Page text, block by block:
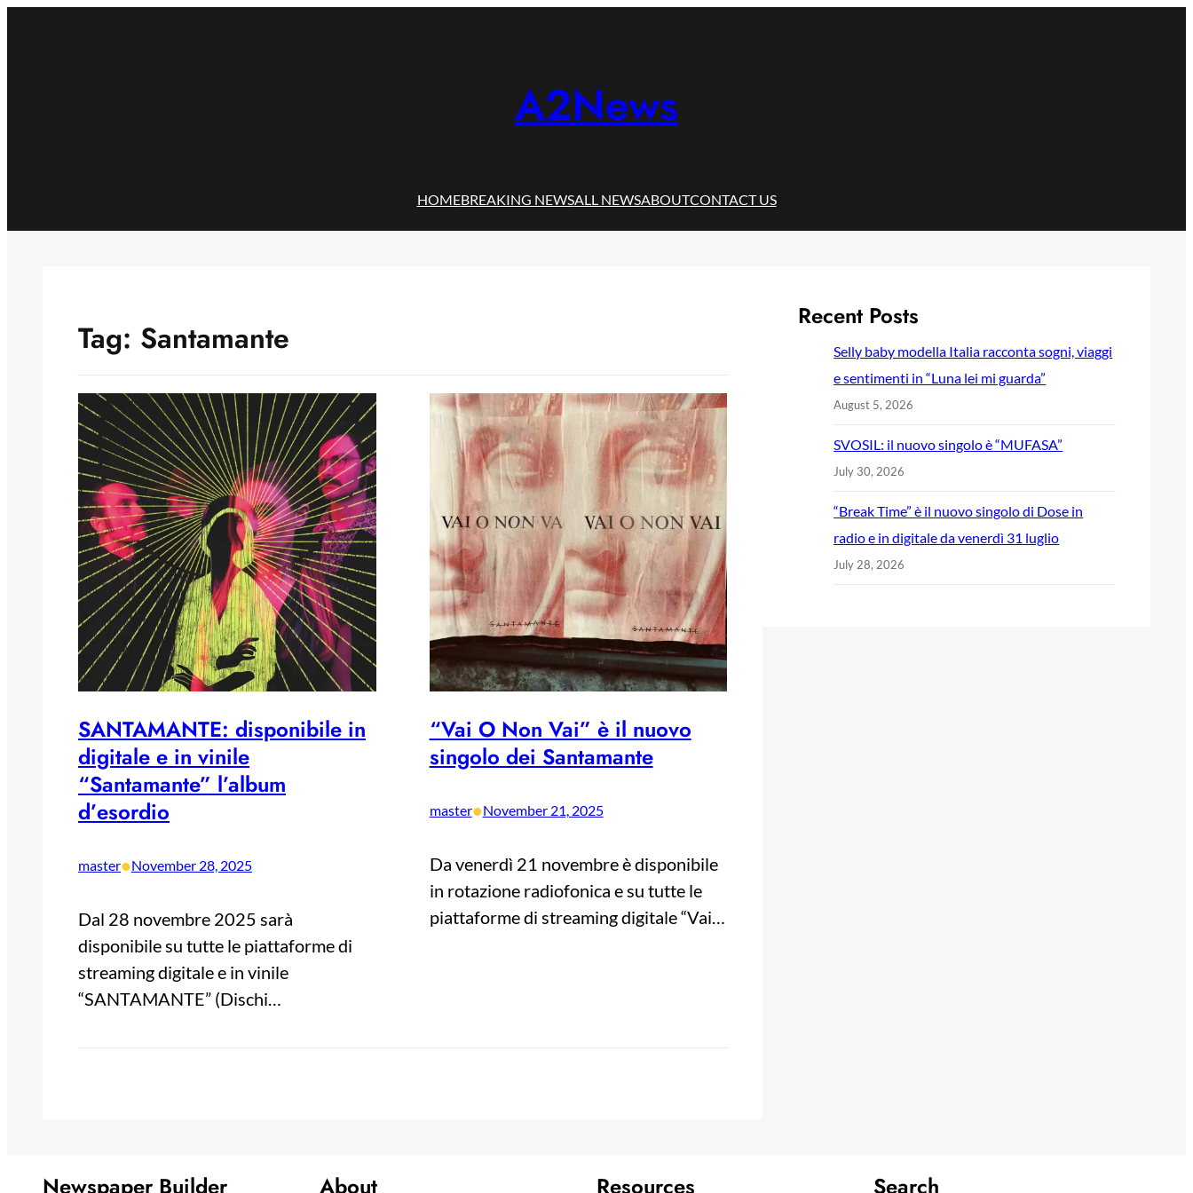
A2News
HOMEBREAKING NEWSALL NEWSABOUTCONTACT US
Tag: Santamante
SANTAMANTE: disponibile in
digitale e in vinile
“Santamante” l’album
d’esordio
master•November 28, 2025
Dal 28 novembre 2025 sarà
disponibile su tutte le piattaforme di
streaming digitale e in vinile
“SANTAMANTE” (Dischi…
“Vai O Non Vai” è il nuovo
singolo dei Santamante
master•November 21, 2025
Da venerdì 21 novembre è disponibile
in rotazione radiofonica e su tutte le
piattaforme di streaming digitale “Vai…
Recent Posts
Selly baby modella Italia racconta sogni, viaggi
e sentimenti in “Luna lei mi guarda”
August 5, 2026
SVOSIL: il nuovo singolo è “MUFASA”
July 30, 2026
“Break Time” è il nuovo singolo di Dose in
radio e in digitale da venerdì 31 luglio
July 28, 2026
Newspaper Builder About Resources Search